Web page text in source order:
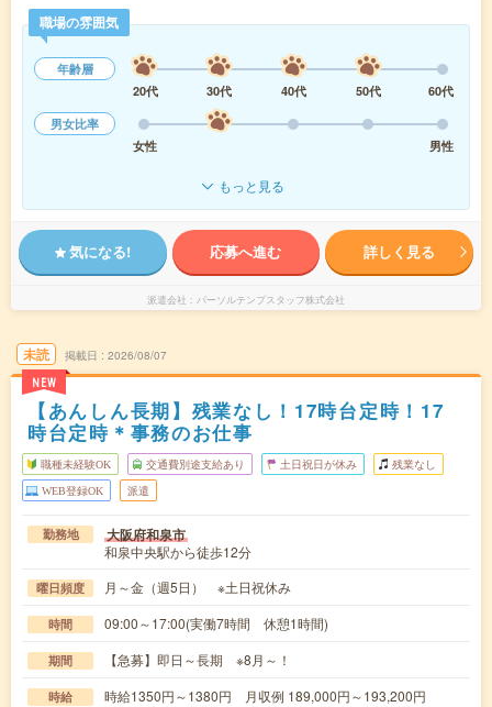
職場の雰囲気
年齢層
20代
30代 40代 50代
60代
男女比率
女性
男性
もっと見る
気になる! 応募へ進む 詳しく見る
派遣会社 パーソルテンプスタッフ株式会社
未読
NEW
掲載日 2026/08/07
【あんしん長期】残業なし！17時台定時！17
時台定時＊事務のお仕事
職種未経験OK 交通費別途支給あり 土日祝日が休み 残業なし
WEB登録OK 派遣
勤務地 大阪府和泉市
和泉中央駅から徒歩12分
曜日頻度 月～金（週5日） ※土日祝休み
時間 09:00～17:00(実働7時間 休憩1時間)
期間 【急募】即日～長期 ※8月～！
時給 時給1350円～1380円 月収例 189,000円～193,200円